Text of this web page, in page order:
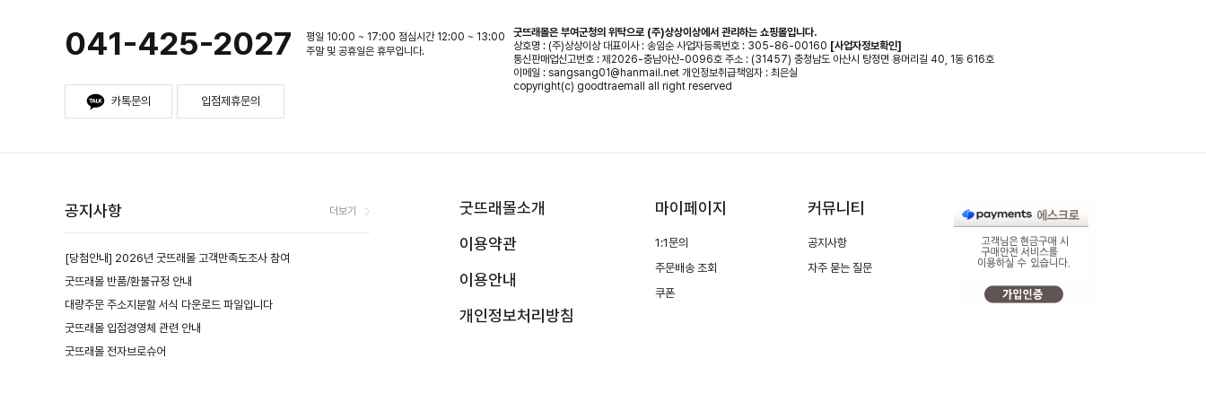
041-425-2027
평일 10:00 ~ 17:00 점심시간 12:00 ~ 13:00
주말 및 공휴일은 휴무입니다.
카톡문의 입점제휴문의
굿뜨래몰은 부여군청의 위탁으로 (주)상상이상에서 관리하는 쇼핑몰입니다.
상호명 : (주)상상이상 대표이사 : 송임순 사업자등록번호 : 305-86-00160 [사업자정보확인]
통신판매업신고번호 : 제2026-충남아산-0096호 주소 : (31457) 충청남도 아산시 탕정면 용머리길 40, 1동 616호
이메일 : sangsang01@hanmail.net 개인정보취급책임자 : 최은실
copyright(c) goodtraemall all right reserved
공지사항 더보기
[당첨안내] 2026년 굿뜨래몰 고객만족도조사 참여
굿뜨래몰 반품/환불규정 안내
대량주문 주소지분할 서식 다운로드 파일입니다
굿뜨래몰 입점경영체 관련 안내
굿뜨래몰 전자브로슈어
굿뜨래몰소개
이용약관
이용안내
개인정보처리방침
마이페이지
1:1문의
주문배송 조회
쿠폰
커뮤니티
공지사항
자주 묻는 질문